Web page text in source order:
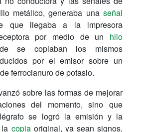
metálico, generaba una señal
que llegaba a la impresora
por medio de un hilo
se copiaban los mismos
por el emisor sobre un
ferrocianuro de potasio.
sobre las formas de mejorar
del momento, sino que
se logró la emisión y la
copiaoriginal, ya sean signos,